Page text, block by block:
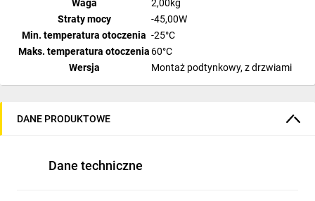
Waga
2,00kg
Straty mocy
-45,00W
Min. temperatura otoczenia -25°C
Maks. temperatura otoczenia 60°C
Wersja
Montaż podtynkowy, z drzwiami
Wykonanie drzwi
Blacha stalowa
Ilość modułów w rzędzie
DANE PRODUKTOWE
Dane techniczne